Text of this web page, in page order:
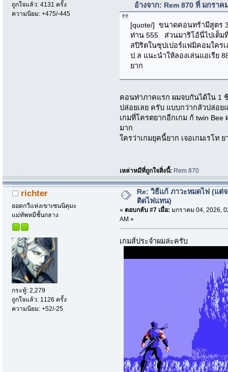
ถูกใจแล้ว: 4131 ครั้ง
ความนิยม: +475/-445
อ้างจาก: Rem 870 ที่ มกราค
[quote/] ขนาดคอนทร้ามีสูตร
ท่าน 555 ส่วนมาริโอ้นี่ไปเต็ม
สปิริตในซุปเปอร์แฟมิคอมใคร
ป.ล แนะนำให้ลองเล่นแอเรีย
ยาก
คอนท่าภาคแรก ผมจบกันได้ใน 1
ปล่อยเลย ครับ แบบกว่ากลัวปล่อย
เกมที่โครตยากอีกเกม ก้ twin Bee
มาก
ใครว่าเกมยุคนี้ยาก เจอเกมเรโท
เหล่าหมีที่ถูกใจสิ่งนี้: Rem 870
richter
ยอดกวีแห่งเขาเซนนิคุมะ
แม่ทัพหมีชั้นกลาง
กระทู้: 2,279
ถูกใจแล้ว: 1126 ครั้ง
ความนิยม: +52/-25
Re: วิธีแก้ ภาวะหมดไฟ (แต่
ติดไฟแทน)
« ตอบกลับ #7 เมื่อ: มกราคม 04, 2026,
AM »
เกมส์ประจำผมล่ะครับ